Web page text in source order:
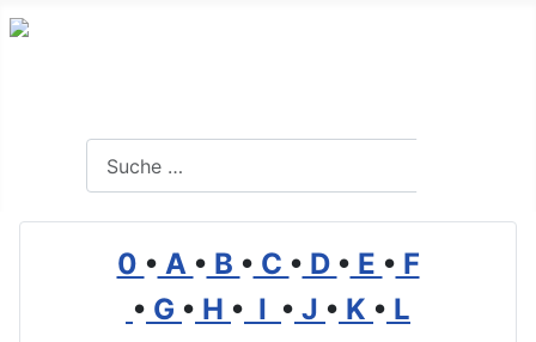
0 • A • B • C • D • E • F
• G • H • I • J • K • L